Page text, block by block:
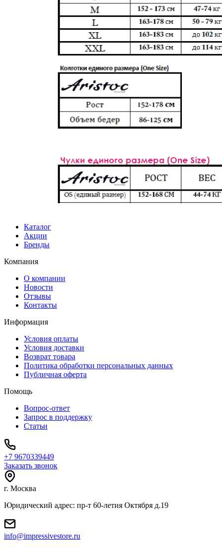
Каталог
Акции
Бренды
Компания
О компании
Новости
Отзывы
Контакты
Информация
Условия оплаты
Условия доставки
Возврат товара
Политика обработки персональных данных
Публичная оферта
Помощь
Вопрос-ответ
Запрос в поддержку
Статьи
+7 9670339449
Заказать звонок
г. Москва
Юридический адрес: пр-т 60-летия Октября д.19
info@impressivestore.ru